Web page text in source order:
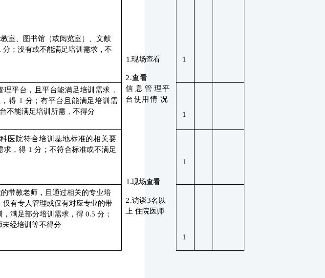
室、图书馆（或阅览室）、文献
分；没有或不能满足培训需求，不
1.现场查看
2.查看
信 息 管 理平
台使用情 况
1
平台，且平台能满足培训需求，
得 1 分；有平台且能满足培训需
不能满足培训所需，不得分 1
医院符合培训基地标准的相关要
求，得 1 分；不符合标准或不满足
1.现场查看
2.访谈3名以
上 住院医师
1
带教老师，且通过相关的专业培
仅有专人管理或仅有对应专业的带
，满足部分培训需求，得 0.5 分；
未经培训等不得分
1